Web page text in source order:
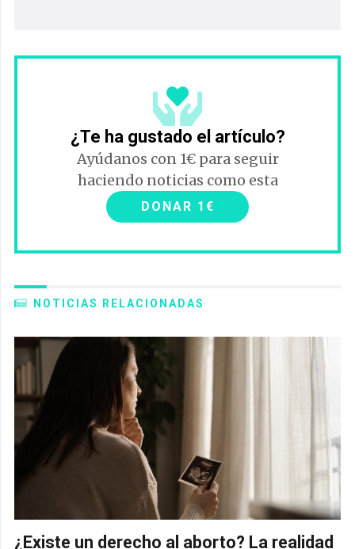
¿Te ha gustado el artículo?
Ayúdanos con 1€ para seguir
haciendo noticias como esta
DONAR 1€
NOTICIAS RELACIONADAS
¿Existe un derecho al aborto? La realidad